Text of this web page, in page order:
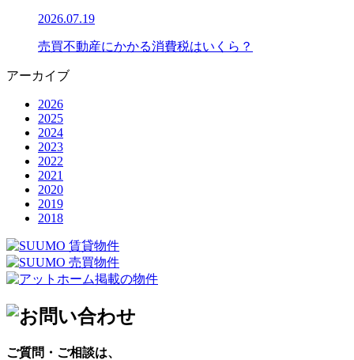
2026.07.19
売買不動産にかかる消費税はいくら？
アーカイブ
2026
2025
2024
2023
2022
2021
2020
2019
2018
ご質問・ご相談は、